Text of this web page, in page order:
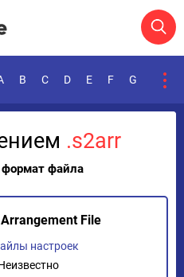
B C D E F G
.s2arr
файла
File
настроек